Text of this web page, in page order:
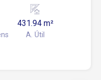
totalmente coberta
acesso direto à
fundos que
431.94 m²
A. Útil